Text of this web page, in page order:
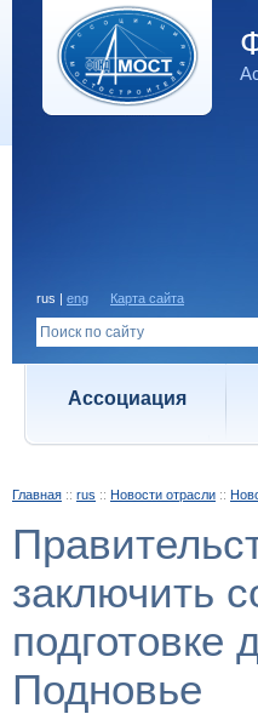
rus | eng Карта сайта
Ассоциация
Главная :: rus :: Новости отрасли ::
заключить
подготовке
Подновье